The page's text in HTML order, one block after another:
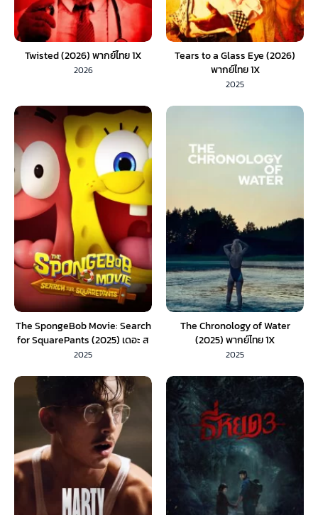
Twisted (2026) พากย์ไทย 1X
2026
Tears to a Glass Eye (2026)
พากย์ไทย 1X
2025
The SpongeBob Movie: Search
for SquarePants (2025) เดอะ ส
พันจ์บ็อบ มูฟวี่ ภารกิจตามหาสพันจ์
2025
The Chronology of Water
(2025) พากย์ไทย 1X
2025